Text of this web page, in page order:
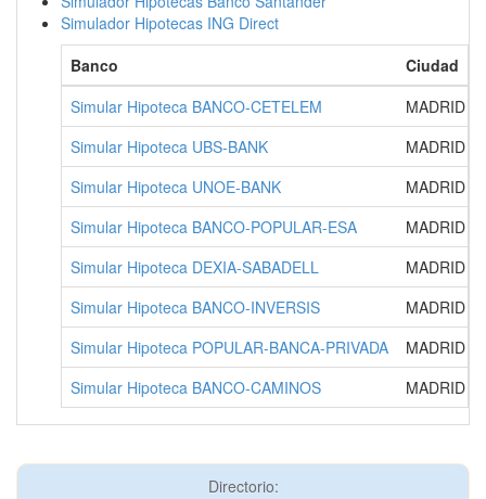
Simulador Hipotecas ING Direct
Banco
Ciudad
Simular Hipoteca BANCO-CETELEM
MADRID
Simular Hipoteca UBS-BANK
MADRID
Simular Hipoteca UNOE-BANK
MADRID
Simular Hipoteca BANCO-POPULAR-ESA
MADRID
Simular Hipoteca DEXIA-SABADELL
MADRID
Simular Hipoteca BANCO-INVERSIS
MADRID
Simular Hipoteca POPULAR-BANCA-PRIVADA
MADRID
Simular Hipoteca BANCO-CAMINOS
MADRID
Directorio: